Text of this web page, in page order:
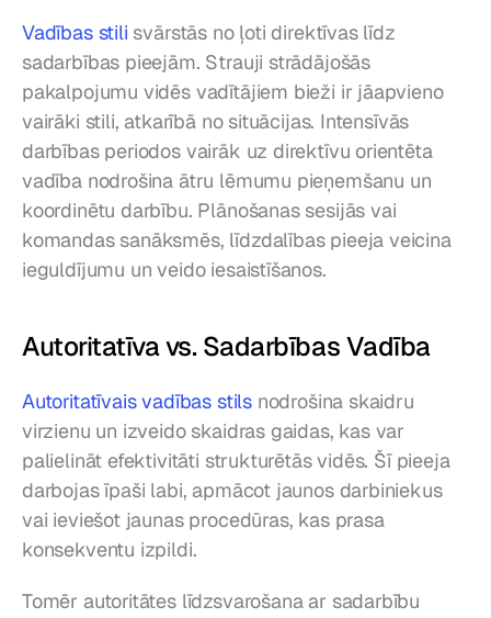
Vadības stili svārstās no ļoti direktīvas līdz
sadarbības pieejām. Strauji strādājošās
pakalpojumu vidēs vadītājiem bieži ir jāapvieno
vairāki stili, atkarībā no situācijas. Intensīvās
darbības periodos vairāk uz direktīvu orientēta
vadība nodrošina ātru lēmumu pieņemšanu un
koordinētu darbību. Plānošanas sesijās vai
komandas sanāksmēs, līdzdalības pieeja veicina
ieguldījumu un veido iesaistīšanos.
Autoritatīva vs. Sadarbības Vadība
Autoritatīvais vadības stils nodrošina skaidru
virzienu un izveido skaidras gaidas, kas var
palielināt efektivitāti strukturētās vidēs. Šī pieeja
darbojas īpaši labi, apmācot jaunos darbiniekus
vai ieviešot jaunas procedūras, kas prasa
konsekventu izpildi.
Tomēr autoritātes līdzsvarošana ar sadarbību